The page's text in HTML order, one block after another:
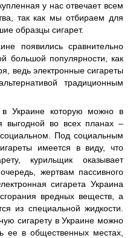
у нас отвечает всем
так как мы отбираем для
образцы сигарет.
появились сравнительно
большой популярности, как
ведь электронные сигареты
традиционным
в Украине которую можно в
выгодной во всех планах –
Под социальным
имеется в виду, что
курильщик оказывает
жертвам пассивного
сигарета Украина
вредных веществ, а
из специальной жидкости.
сигарету в Украине можно
ее в общественных местах,